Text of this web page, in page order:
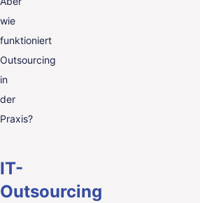
wie
funktioniert
Outsourcing
in
der
Praxis?
IT-
Outsourcing